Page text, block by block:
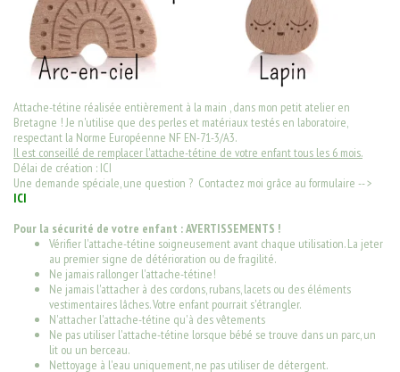
Attache-tétine réalisée entièrement à la main , dans mon petit atelier en
Bretagne ! Je n'utilise que des perles et matériaux testés en laboratoire,
respectant la Norme Européenne NF EN-71-3/A3.
Il est conseillé de remplacer l'attache-tétine de votre enfant tous les 6 mois.
Délai de création : ICI
Une demande spéciale, une question ? Contactez moi grâce au formulaire -- >
ICI
Pour la sécurité de votre enfant : AVERTISSEMENTS !
Vérifier l'attache-tétine soigneusement avant chaque utilisation. La jeter
au premier signe de détérioration ou de fragilité.
Ne jamais rallonger l'attache-tétine!
Ne jamais l'attacher à des cordons, rubans, lacets ou des éléments
vestimentaires lâches. Votre enfant pourrait s'étrangler.
N'attacher l'attache-tétine qu'à des vêtements
Ne pas utiliser l'attache-tétine lorsque bébé se trouve dans un parc, un
lit ou un berceau.
Nettoyage à l'eau uniquement, ne pas utiliser de détergent.